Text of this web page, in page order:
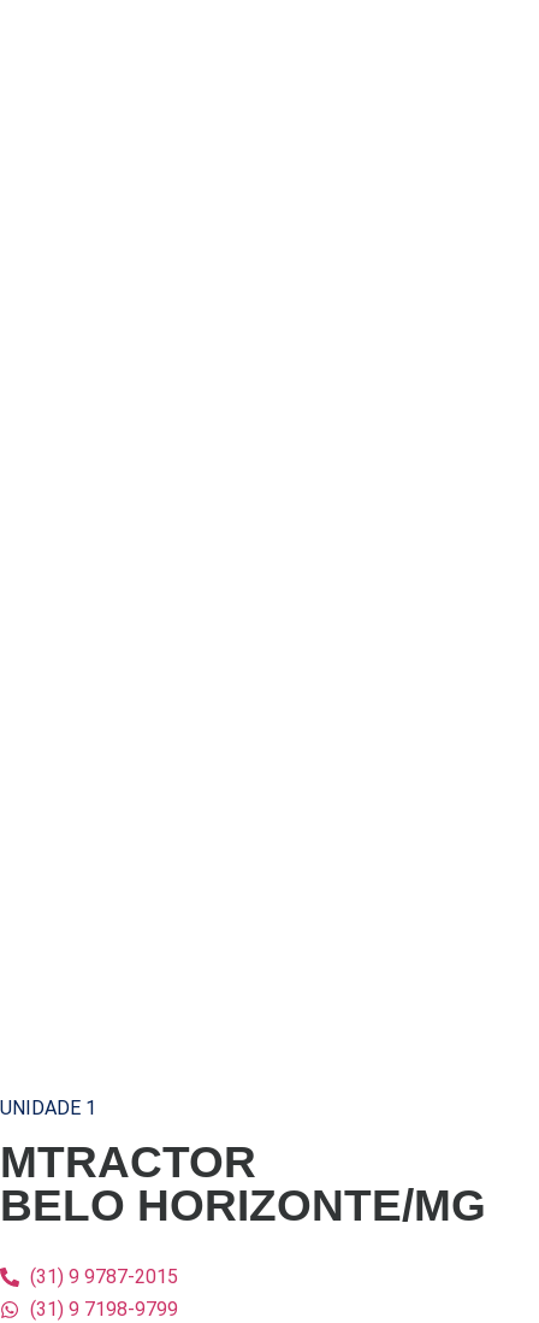
UNIDADE 1
MTRACTOR
BELO HORIZONTE/MG
(31) 9 9787-2015
(31) 9 7198-9799